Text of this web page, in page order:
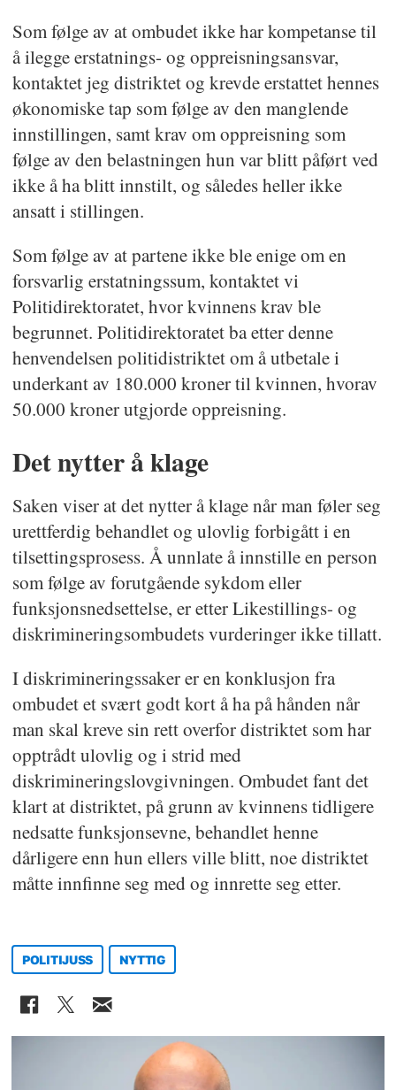
Som følge av at ombudet ikke har kompetanse til
å ilegge erstatnings- og oppreisningsansvar,
kontaktet jeg distriktet og krevde erstattet hennes
økonomiske tap som følge av den manglende
innstillingen, samt krav om oppreisning som
følge av den belastningen hun var blitt påført ved
ikke å ha blitt innstilt, og således heller ikke
ansatt i stillingen.
Som følge av at partene ikke ble enige om en
forsvarlig erstatningssum, kontaktet vi
Politidirektoratet, hvor kvinnens krav ble
begrunnet. Politidirektoratet ba etter denne
henvendelsen politidistriktet om å utbetale i
underkant av 180.000 kroner til kvinnen, hvorav
50.000 kroner utgjorde oppreisning.
Det nytter å klage
Saken viser at det nytter å klage når man føler seg
urettferdig behandlet og ulovlig forbigått i en
tilsettingsprosess. Å unnlate å innstille en person
som følge av forutgående sykdom eller
funksjonsnedsettelse, er etter Likestillings- og
diskrimineringsombudets vurderinger ikke tillatt.
I diskrimineringssaker er en konklusjon fra
ombudet et svært godt kort å ha på hånden når
man skal kreve sin rett overfor distriktet som har
opptrådt ulovlig og i strid med
diskrimineringslovgivningen. Ombudet fant det
klart at distriktet, på grunn av kvinnens tidligere
nedsatte funksjonsevne, behandlet henne
dårligere enn hun ellers ville blitt, noe distriktet
måtte innfinne seg med og innrette seg etter.
POLITIJUSS NYTTIG